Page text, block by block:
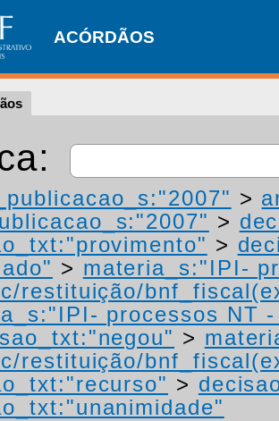
ACÓRDÃOS
>
>
>
> materia_s:"IPI-
restituição/
processos NT
>
restituição/
>